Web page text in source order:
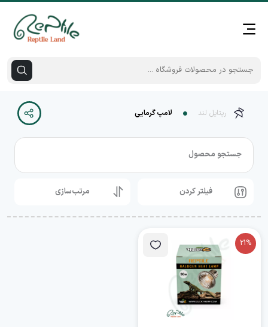
رپتایل لند لامپ گرمایی
جستجو محصول
فیلتر کردن مرتب‌سازی
21%